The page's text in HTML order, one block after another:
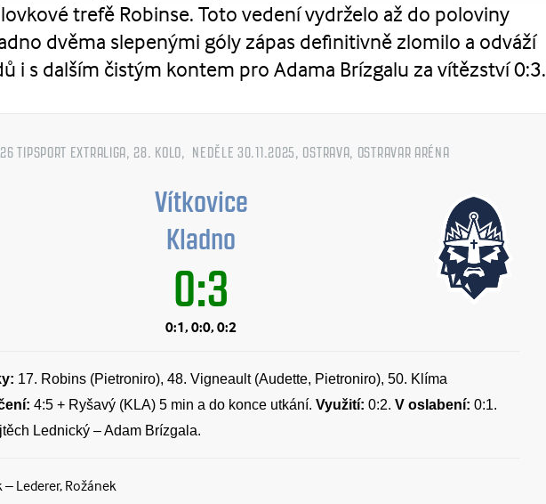
trefě Robinse. Toto vedení vydrželo až do poloviny
dvěma slepenými góly zápas definitivně zlomilo a odváží
i s dalším čistým kontem pro Adama Brízgalu za vítězství 0:3.
TIPSPORT EXTRALIGA, 28. KOLO, NEDĚLE 30.11.2025, OSTRAVA, OSTRAVAR ARÉNA
Vítkovice
Kladno
0:3
0:1, 0:0, 0:2
17. Robins (Pietroniro), 48. Vigneault (Audette, Pietroniro), 50. Klíma
4:5 + Ryšavý (KLA) 5 min a do konce utkání. Využití: 0:2. V oslabení: 0:1.
Lednický – Adam Brízgala.
– Lederer, Rožánek